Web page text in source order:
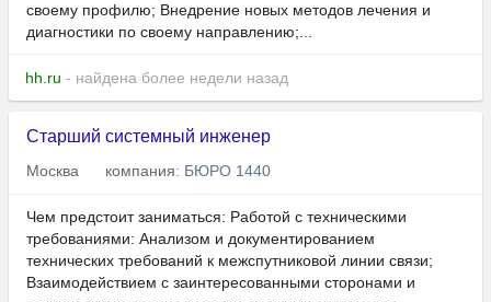
своему профилю; Внедрение новых методов лечения и
диагностики по своему направлению;...
hh.ru - найдена более недели назад
Старший системный инженер
Москва компания: БЮРО 1440
Чем предстоит заниматься: Работой с техническими
требованиями: Анализом и документированием
технических требований к межспутниковой линии связи;
Взаимодействием с заинтересованными сторонами и